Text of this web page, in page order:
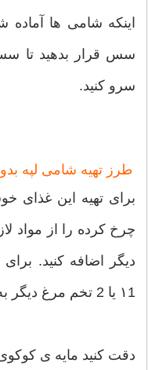
سس قرار بدهید تا
سرو کنید.
طرز تهیه شامی لپه
برای تهیه این غذای
دیگر اضافه کنید.
۱1 یا 2 تخم مرغ دیگر به مایه کوکو اضافه کنید.
دقت کنید مایه ی